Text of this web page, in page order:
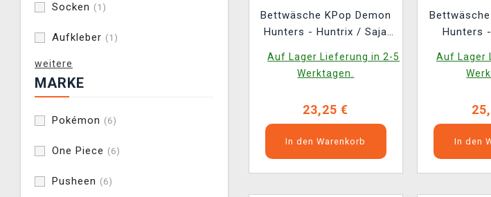
Socken (1)
Aufkleber (1)
weitere
MARKE
Pokémon (6)
One Piece (6)
Pusheen (6)
Bettwäsche KPop Demon
Hunters - Huntrix / Saja
Auf Lager Lieferung in 2-5
Werktagen.
23,25 €
In den Warenkorb
Hunters
Auf Lager
In den